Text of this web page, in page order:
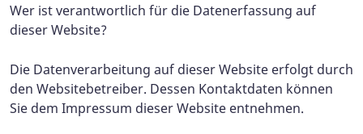
Wer ist verantwortlich für die Datenerfassung auf
dieser Website?
Die Datenverarbeitung auf dieser Website erfolgt durch
den Websitebetreiber. Dessen Kontaktdaten können
Sie dem Impressum dieser Website entnehmen.